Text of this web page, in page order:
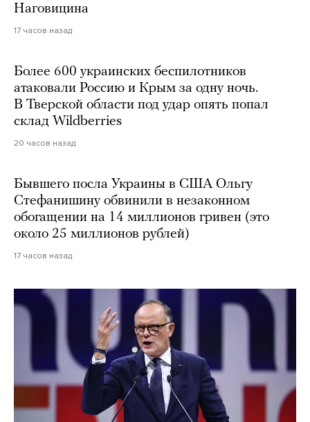
Наговицина
17 часов назад
Более 600 украинских беспилотников
атаковали Россию и Крым за одну ночь.
В Тверской области под удар опять попал
склад Wildberries
20 часов назад
Бывшего посла Украины в США Ольгу
Стефанишину обвинили в незаконном
обогащении на 14 миллионов гривен (это
около 25 миллионов рублей)
17 часов назад